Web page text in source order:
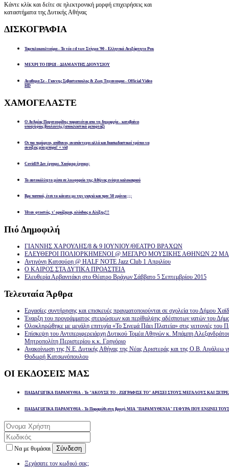
Κάντε κλίκ και δείτε σε ηλεκτρονική μορφή επιχειρήσεις και
καταστήματα της Δυτικής Αθήνας
ΔΙΣΚΟΓΡΑΦΙΑ
Ταμπελοκουλτούρα - Το νέο cd των Στίγμα '90 - Ελληνικό Ανεξάρτητο Ροκ
ΜΕΧΡΙ ΤΟ ΠΡΩΙ - ΔΙΑΜΑΝΤΗΣ ΔΙΟΝΥΣΙΟΥ
Αναθεμα Σε - Γιαννης Σεβαστοπουλος & Ζωη Τηγανουρια - Official Video
HD
ΧΑΜΟΓΕΛΑΣΤΕ
Ο Ανδρέας Παχατουρίδης παραιτείται απο τη δημαρχία - κατεβαίνει
υποψήφιος βουλευτής (αποκλειστικό ρεπορτάζ)
Οι πιο περίεργοι, απίθανοι, αναπάντεχοι αλλά και διασκεδαστικοί τρόποι να
ανοίξεις μία μπύρα! + vid
Covid19 Δεν έχουμε. Χιούμορ έχουμε;
Το αυτοκόλλητο μέσα σε λεωφορείο της Αθήνας ενόψει καλοκαιριού
Βρε παππού, έτσι το κάνατε με την γιαγιά και πριν 50 χρόνια ;;;
Ήταν φτυστός, τ’ ορκίζομαι, ολόιδιος ο Αλέξης!!!
Πιό Δημοφιλή
ΓΙΑΝΝΗΣ ΧΑΡΟΥΛΗΣ/8 & 9 ΙΟΥΝΙΟΥ/ΘΕΑΤΡΟ ΒΡΑΧΩΝ
ΕΛΕΥΘΕΡΟΙ ΠΟΛΙΟΡΚΗΜΕΝΟΙ @ ΜΕΓΑΡΟ ΜΟΥΣΙΚΗΣ ΑΘΗΝΩΝ 22
Αντιγόνη Κατσούρη @ HALF NOTE Jazz Club 1 Απριλίου
Ο ΚΑΙΡΟΣ ΣΤΑ ΔΥΤΙΚΑ ΠΡΟΑΣΤΕΙΑ
Ελευθερία Αρβανιτάκη στο Θέατρο Βράχων Σάββατο 5 Σεπτεμβρίου 2015
Τελευταία Άρθρα
Εργασίες συντήρησης και επισκευές πραγματοποιούνται σε σχολεία του Δήμου
Έναρξη του προγράμματος στειρώσεων και περίθαλψης αδέσποτων γατών του
Ολοκληρώθηκε με μεγάλη επιτυχία «Το Σινεμά Πάει Πλατεία» στις γειτονιές του
Επίσκεψη του Αντιπεριφερειάρχη Δυτικού Τομέα Αθηνών κ. Μπάμπη
Μητροπολίτη Περιστερίου κ.κ. Γρηγόριο
Ανακοίνωση της Ν.Ε. Δυτικής Αθήνας της Νέας Αριστεράς και της Ο.Β. Αιγάλεω
Θοδωρή Κατσωνόπουλου
ΟΙ ΕΚΔΟΣΕΙΣ ΜΑΣ
ΠΑΙΔΑΓΩΓΙΚΑ ΠΑΡΑΜΥΘΙΑ - Το "ΑΚΟΥΣΕ ΤΟ - ΖΩΓΡΑΦΙΣΕ ΤΟ" ΑΡΕΣΕΙ ΣΤΟΥΣ ΜΕΓΑΛΟΥΣ ΚΑΙ
ΠΑΙΔΑΓΩΓΙΚΑ ΠΑΡΑΜΥΘΙΑ - Το Παραμύθι στη βροχή ΜΙΑ "ΠΑΡΑΜΥΘΕΝΙΑ" ΓΕΦΥΡΑ ΠΟΥ ΕΝΩΝΕΙ
Να με θυμάσαι Σύνδεση
Ξεχάσατε τον κωδικό σας;